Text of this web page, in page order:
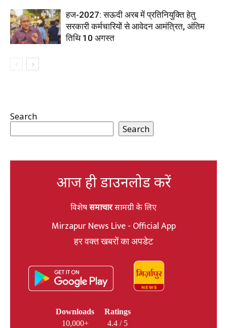
हज-2027: सऊदी अरब में प्रतिनियुक्ति हेतु
सरकारी कर्मचारियों से आवेदन आमंत्रित, अंतिम
तिथि 10 अगस्त
Search
Search
आज ही डाउनलोड करें
विशेषसमाचारसामग्री के लिए
Mirzapur News Live - Official App
हर वक्त खबरों का अपडेट
Downloads
10,000+
Ratings
4.4 / 5